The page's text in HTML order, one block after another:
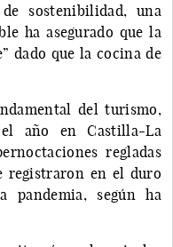
sostenibilidad, una
ha asegurado que la
dado que la cocina de
del turismo,
año en Castilla-La
regladas
registraron en el duro
pandemia, según ha